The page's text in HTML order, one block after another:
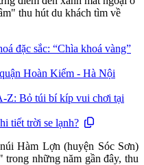
thu hút du khách tìm về
đặc sắc: “Chìa khoá vàng”
Hoàn Kiếm - Hà Nội
Z: Bỏ túi bí kíp vui chơi tại
tiết trời se lạnh?
Hàm Lợn (huyện Sóc Sơn)
những năm gần đây, thu